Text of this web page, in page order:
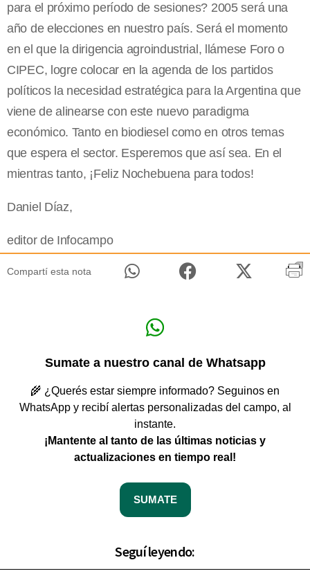
para el próximo período de sesiones? 2005 será una
año de elecciones en nuestro país. Será el momento
en el que la dirigencia agroindustrial, llámese Foro o
CIPEC, logre colocar en la agenda de los partidos
políticos la necesidad estratégica para la Argentina que
viene de alinearse con este nuevo paradigma
económico. Tanto en biodiesel como en otros temas
que espera el sector. Esperemos que así sea. En el
mientras tanto, ¡Feliz Nochebuena para todos!
Daniel Díaz,
editor de Infocampo
Compartí esta nota
Sumate a nuestro canal de Whatsapp
🌾 ¿Querés estar siempre informado? Seguinos en
WhatsApp y recibí alertas personalizadas del campo, al
instante.
¡Mantente al tanto de las últimas noticias y
actualizaciones en tiempo real!
SUMATE
Seguí leyendo: